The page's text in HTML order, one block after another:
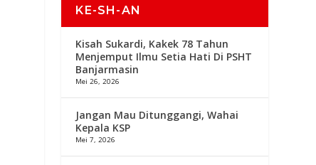
KE-SH-AN
Kisah Sukardi, Kakek 78 Tahun
Menjemput Ilmu Setia Hati Di PSHT
Banjarmasin
Mei 26, 2026
Jangan Mau Ditunggangi, Wahai
Kepala KSP
Mei 7, 2026